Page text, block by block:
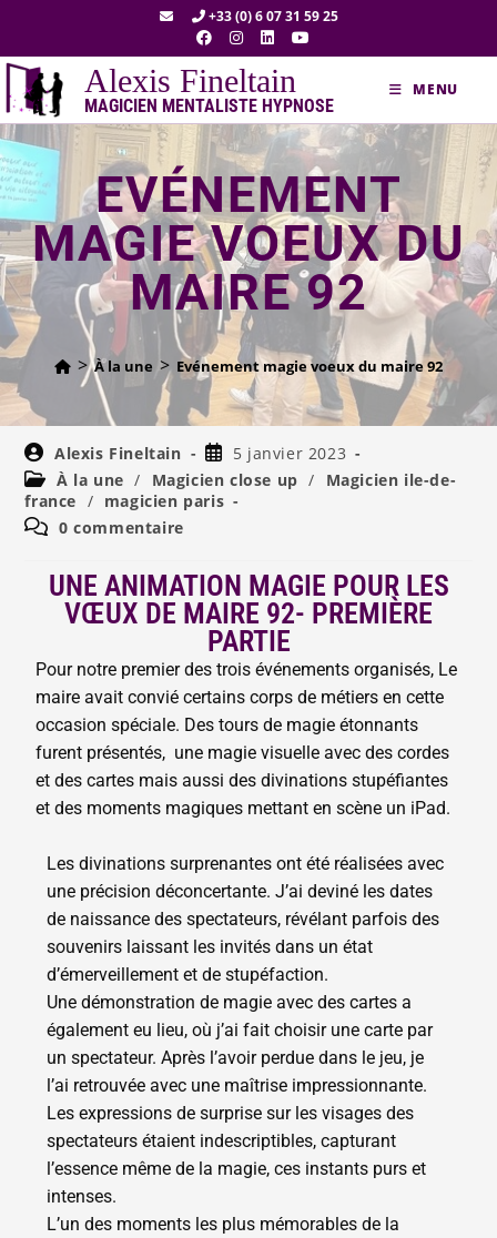
+33 (0) 6 07 31 59 25
Alexis Fineltain
MAGICIEN MENTALISTE HYPNOSE
MENU
EVÉNEMENT
MAGIE VOEUX DU
MAIRE 92
> À la une > Evénement magie voeux du maire 92
Alexis Fineltain
5 janvier 2023
À la une / Magicien close up /
Magicien ile-de-
france / magicien paris
0 commentaire
UNE ANIMATION MAGIE POUR LES
VŒUX DE MAIRE 92- PREMIÈRE
PARTIE
Pour notre premier des trois événements organisés, Le
maire avait convié certains corps de métiers en cette
occasion spéciale. Des tours de magie étonnants
furent présentés, une magie visuelle avec des cordes
et des cartes mais aussi des divinations stupéfiantes
et des moments magiques mettant en scène un iPad.
Les divinations surprenantes ont été réalisées avec
une précision déconcertante. J’ai deviné les dates
de naissance des spectateurs, révélant parfois des
souvenirs laissant les invités dans un état
d’émerveillement et de stupéfaction.
Une démonstration de magie avec des cartes a
également eu lieu, où j’ai fait choisir une carte par
un spectateur. Après l’avoir perdue dans le jeu, je
l’ai retrouvée avec une maîtrise impressionnante.
Les expressions de surprise sur les visages des
spectateurs étaient indescriptibles, capturant
l’essence même de la magie, ces instants purs et
intenses.
L’un des moments les plus mémorables de la